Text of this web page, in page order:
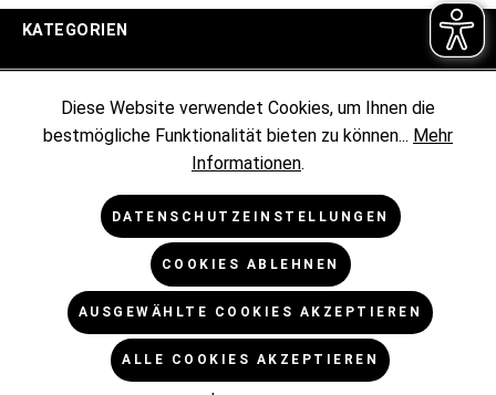
KATEGORIEN
KUNDENINFORMATIONEN
RECHTLICHES
* Alle Preise exkl. gesetzl. Mehrwertsteuer zzgl.
Versandkosten
und ggf. Nachnahmegebühren, wenn nicht
Diese Website verwendet Cookies, um Ihnen die
bestmögliche Funktionalität bieten zu können... Mehr
Informationen.
DATENSCHUTZEINSTELLUNGEN
COOKIES ABLEHNEN
AUSGEWÄHLTE COOKIES AKZEPTIEREN
ALLE COOKIES AKZEPTIEREN